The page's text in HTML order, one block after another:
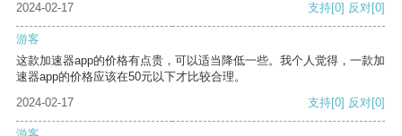
2024-02-17 支持[0] 反对[0]
游客
这款加速器app的价格有点贵，可以适当降低一些。我个人觉得，一款加
速器app的价格应该在50元以下才比较合理。
2024-02-17
支持[0] 反对[0]